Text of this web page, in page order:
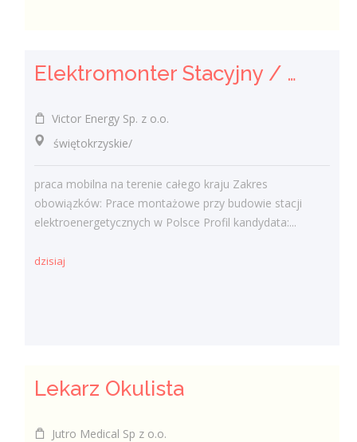
Elektromonter Stacyjny / Elektromonterka Stacyjna (K/M)
Victor Energy Sp. z o.o.
świętokrzyskie/
praca mobilna na terenie całego kraju Zakres
obowiązków: Prace montażowe przy budowie stacji
elektroenergetycznych w Polsce Profil kandydata:...
dzisiaj
Lekarz Okulista
Jutro Medical Sp z o.o.